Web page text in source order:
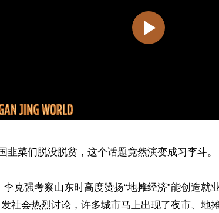
韭菜们脱没脱贫，这个话题竟然演变成习李斗。
李克强考察山东时高度赞扬“地摊经济”能创造就
社会热烈讨论，许多城市马上出现了夜市、地摊